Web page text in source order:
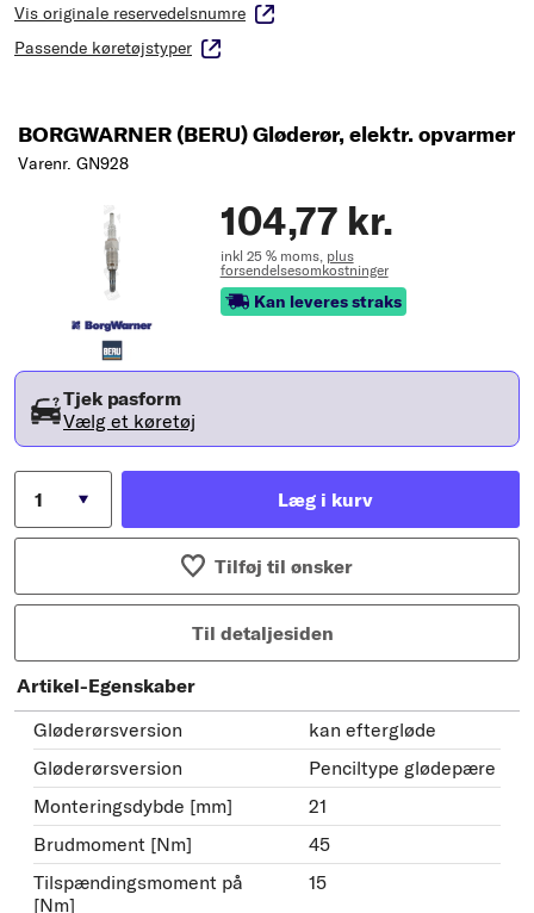
Vis originale reservedelsnumre
Passende køretøjstyper
BORGWARNER (BERU) Gløderør, elektr. opvarmer
Varenr. GN928
104,77 kr.
inkl 25 % moms, plus
forsendelsesomkostninger
Kan leveres straks
Tjek pasform
Vælg et køretøj
Læg i kurv
Tilføj til ønsker
Til detaljesiden
Artikel-Egenskaber
Gløderørsversion
kan eftergløde
Gløderørsversion
Penciltype glødepære
Monteringsdybde [mm]
21
Brudmoment [Nm]
45
Tilspændingsmoment på
[Nm]
15